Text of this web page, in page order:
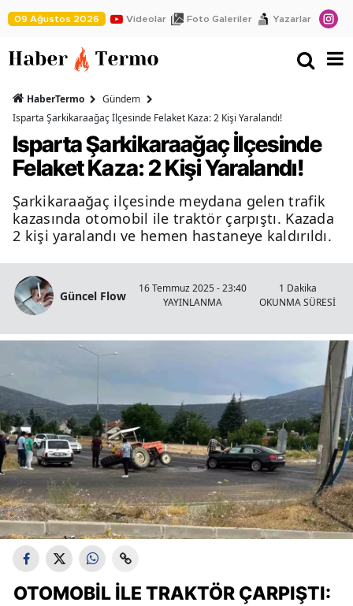
09 Ağustos 2026 Videolar Foto Galeriler Yazarlar
HaberTermo
Gündem
Isparta Şarkikaraağaç İlçesinde Felaket Kaza: 2 Kişi Yaralandı!
Isparta Şarkikaraağaç İlçesinde
Felaket Kaza: 2 Kişi Yaralandı!
Şarkikaraağaç ilçesinde meydana gelen trafik
kazasında otomobil ile traktör çarpıştı. Kazada
2 kişi yaralandı ve hemen hastaneye kaldırıldı.
Güncel Flow
16 Temmuz 2025 - 23:40
YAYINLANMA
1 Dakika
OKUNMA SÜRESİ
OTOMOBIL ILE TRAKTÖR ÇARPIŞTI: